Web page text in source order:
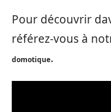
Pour découvrir
référez-vous à
domotique.